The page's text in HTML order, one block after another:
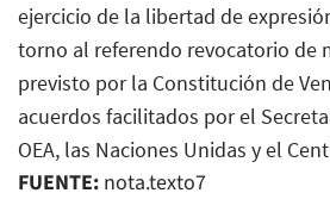
ejercicio de la libertad de
torno al referendo revocatorio de
previsto por la Constitución de
acuerdos facilitados por el
OEA, las Naciones Unidas y el
FUENTE: nota.texto7